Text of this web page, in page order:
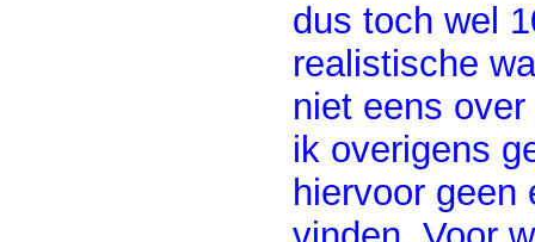
dus toch wel
realistische
niet eens
ik overigens
hiervoor geen